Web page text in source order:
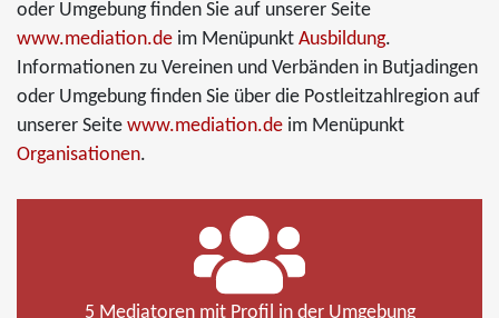
oder Umgebung finden Sie auf unserer Seite
www.mediation.de im Menüpunkt Ausbildung.
Informationen zu Vereinen und Verbänden in Butjadingen
oder Umgebung finden Sie über die Postleitzahlregion auf
unserer Seite www.mediation.de im Menüpunkt
Organisationen.
5 Mediatoren mit Profil in der Umgebung